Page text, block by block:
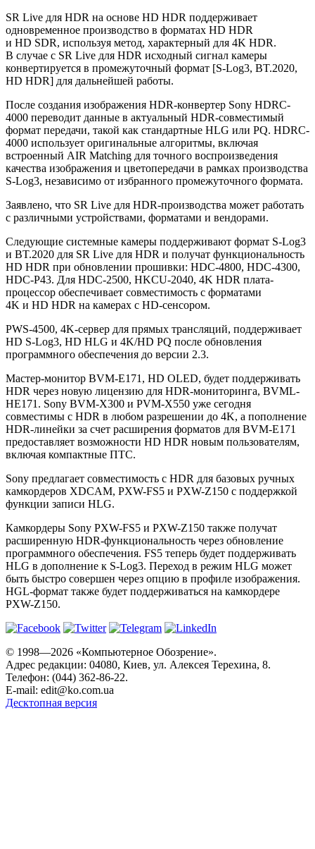
SR Live для HDR на основе HD HDR поддерживает
одновременное производство в форматах HD HDR
и HD SDR, используя метод, характерный для 4K HDR.
В случае с SR Live для HDR исходный сигнал камеры
конвертируется в промежуточный формат [S-Log3, BT.2020,
HD HDR] для дальнейшей работы.
После создания изображения HDR-конвертер Sony HDRC-
4000 переводит данные в актуальный HDR-совместимый
формат передачи, такой как стандартные HLG или PQ. HDRC-
4000 использует оригинальные алгоритмы, включая
встроенный AIR Matching для точного воспроизведения
качества изображения и цветопередачи в рамках производства
S-Log3, независимо от избранного промежуточного формата.
Заявлено, что SR Live для HDR-производства может работать
с различными устройствами, форматами и вендорами.
Следующие системные камеры поддерживают формат S-Log3
и BT.2020 для SR Live для HDR и получат функциональность
HD HDR при обновлении прошивки: HDC-4800, HDC-4300,
HDC-P43. Для HDC-2500, HKCU-2040, 4K HDR плата-
процессор обеспечивает совместимость с форматами
4K и HD HDR на камерах с HD-сенсором.
PWS-4500, 4K-сервер для прямых трансляций, поддерживает
HD S-Log3, HD HLG и 4K/HD PQ после обновления
программного обеспечения до версии 2.3.
Мастер-монитор BVM-E171, HD OLED, будет поддерживать
HDR через новую лицензию для HDR-мониторинга, BVML-
HE171. Sony BVM-X300 и PVM-X550 уже сегодня
совместимы с HDR в любом разрешении до 4K, а пополнение
HDR-линейки за счет расширения форматов для BVM-E171
предоставляет возможности HD HDR новым пользователям,
включая компактные ПТС.
Sony предлагает совместимость с HDR для базовых ручных
камкордеров XDCAM, PXW-FS5 и PXW-Z150 с поддержкой
функции записи HLG.
Камкордеры Sony PXW-FS5 и PXW-Z150 также получат
расширенную HDR-функциональность через обновление
программного обеспечения. FS5 теперь будет поддерживать
HLG в дополнение к S-Log3. Переход в режим HLG может
быть быстро совершен через опцию в профиле изображения.
HGL-формат также будет поддерживаться на камкордере
PXW-Z150.
© 1998—2026 «Компьютерное Обозрение».
Адрес редакции: 04080, Киев, ул. Алексея Терехина, 8.
Телефон: (044) 362-86-22.
E-mail: edit@ko.com.ua
Десктопная версия